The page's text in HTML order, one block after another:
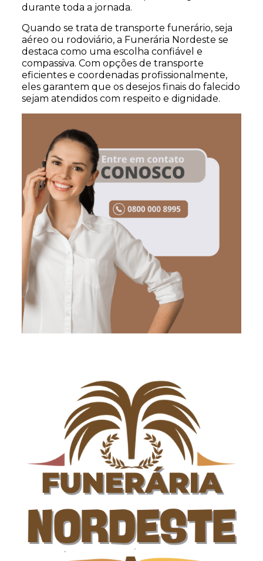
durante toda a jornada.
Quando se trata de transporte funerário, seja
aéreo ou rodoviário, a Funerária Nordeste se
destaca como uma escolha confiável e
compassiva. Com opções de transporte
eficientes e coordenadas profissionalmente,
eles garantem que os desejos finais do falecido
sejam atendidos com respeito e dignidade.